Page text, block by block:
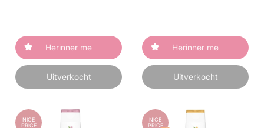
Herinner me
Uitverkocht
Herinner me
Uitverkocht
NICE
PRICE
NICE
PRICE